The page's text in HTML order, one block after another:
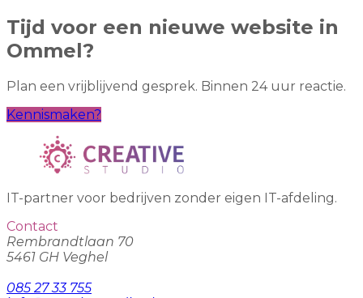
Tijd voor een nieuwe website in
Ommel?
Plan een vrijblijvend gesprek. Binnen 24 uur reactie.
Kennismaken?
IT-partner voor bedrijven zonder eigen IT-afdeling.
Contact
Rembrandtlaan 70
5461 GH Veghel
085 27 33 755